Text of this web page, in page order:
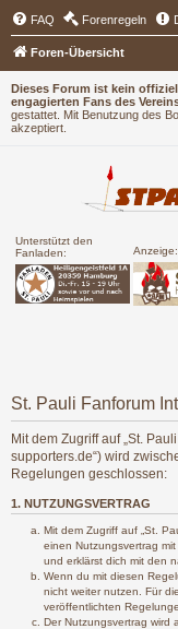
Dieses Forum ist kein
engagierten Fans des
gestattet. Mit Benutzung des
akzeptiert.
Unterstützt den
Fanladen:
Anzeige:
FAQ Forenregeln
Foren-Übersicht
St. Pauli Fanforum
Mit dem Zugriff auf „St.
supporters.de“) wird
Regelungen geschlossen:
1. NUTZUNGSVERTRAG
Mit dem Zugriff auf „St.
einen Nutzungsvertrag
und erklärst dich mit den
Wenn du mit diesen
nicht weiter nutzen. Für
veröffentlichten
Der Nutzungsvertrag wird